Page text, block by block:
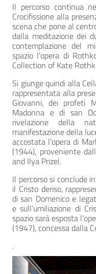
Il percorso continua
Crocifissione alla
scena che pone al
dalla meditazione dei
contemplazione del
spazio l’opera di
Collection of Kate
Si giunge quindi alla
rappresentata alla
Giovanni, dei profeti
Madonna e di san
rivelazione della
manifestazione della
accostata l’opera di
(1944), proveniente
and Ilya Prizel.
Il percorso si conclude
il Cristo deriso,
di san Domenico e
e sull’umiliazione di
spazio sarà esposta
(1947), concessa dalla
.